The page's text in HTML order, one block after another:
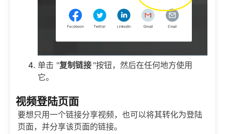
单击 "复制链接 "按钮，然后在任何地方使用
它。
视频登陆页面
要想只用一个链接分享视频，也可以将其转化为登陆
页面，并分享该页面的链接。